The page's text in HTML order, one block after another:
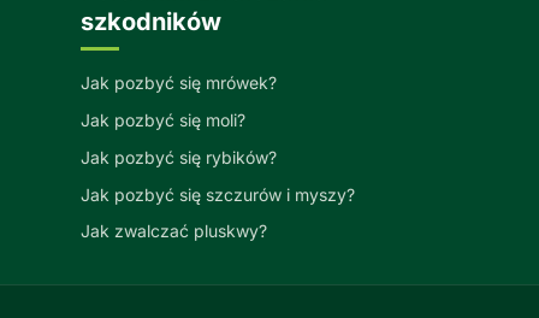
szkodników
Jak pozbyć się mrówek?
Jak pozbyć się moli?
Jak pozbyć się rybików?
Jak pozbyć się szczurów i myszy?
Jak zwalczać pluskwy?